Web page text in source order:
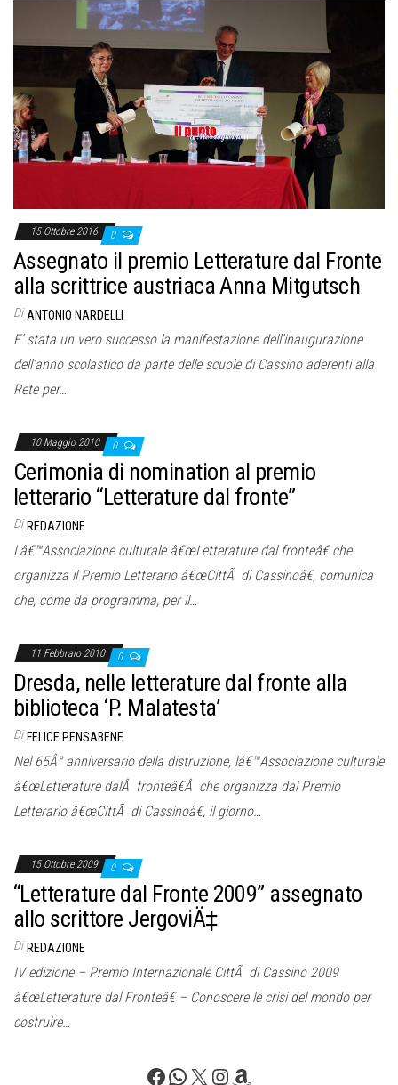
15 Ottobre 2016 0
Assegnato il premio Letterature dal Fronte
alla scrittrice austriaca Anna Mitgutsch
Di ANTONIO NARDELLI
E’ stata un vero successo la manifestazione dell’inaugurazione
dell’anno scolastico da parte delle scuole di Cassino aderenti alla
Rete per…
10 Maggio 2010 0
Cerimonia di nomination al premio
letterario “Letterature dal fronte”
Di REDAZIONE
Lâ€™Associazione culturale â€œLetterature dal fronteâ€ che
organizza il Premio Letterario â€œCittÃ di Cassinoâ€, comunica
che, come da programma, per il…
11 Febbraio 2010 0
Dresda, nelle letterature dal fronte alla
biblioteca ‘P. Malatesta’
Di FELICE PENSABENE
Nel 65Â° anniversario della distruzione, lâ€™Associazione culturale
â€œLetterature dalÂ fronteâ€Â che organizza dal Premio
Letterario â€œCittÃ di Cassinoâ€, il giorno…
15 Ottobre 2009 0
“Letterature dal Fronte 2009” assegnato
allo scrittore JergoviÄ‡
Di REDAZIONE
IV edizione – Premio Internazionale CittÃ di Cassino 2009
â€œLetterature dal Fronteâ€ – Conoscere le crisi del mondo per
costruire…
Facebook
WhatsApp
X Instagram
Amazon